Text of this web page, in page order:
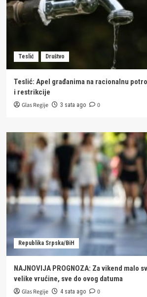
Teslić Društvo
Teslić: Apel građanima na racionalnu
i restrikcije
Glas Regije 3 sata ago 0
Republika Srpska/BiH
NAJNOVIJA PROGNOZA: Za vikend malo
velike vrućine, sve do ovog datuma
Glas Regije 4 sata ago 0